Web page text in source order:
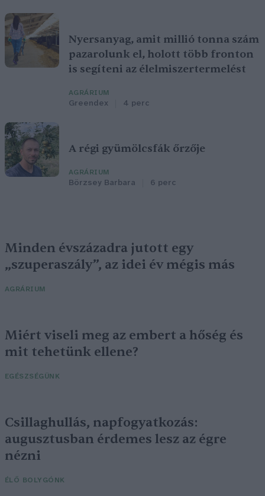
Nyersanyag, amit millió tonna szám
pazarolunk el, holott több fronton
is segíteni az élelmiszertermelést
AGRÁRIUM
Greendex 4 perc
A régi gyümölcsfák őrzője
AGRÁRIUM
Börzsey Barbara 6 perc
Minden évszázadra jutott egy
„szuperaszály”, az idei év mégis más
AGRÁRIUM
Miért viseli meg az embert a hőség és
mit tehetünk ellene?
EGÉSZSÉGÜNK
Csillaghullás, napfogyatkozás:
augusztusban érdemes lesz az égre
nézni
ÉLŐ BOLYGÓNK